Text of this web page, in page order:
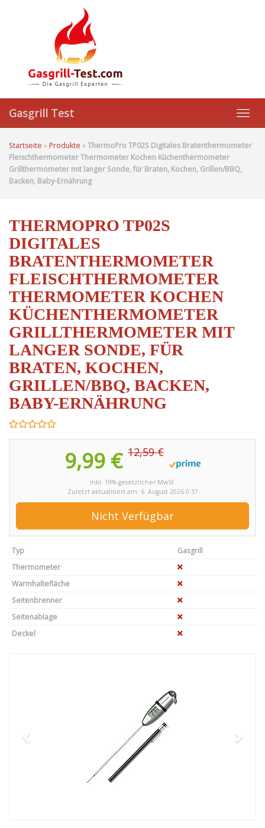
Gasgrill Test
Startseite » Produkte »ThermoPro TP02S Digitales Bratenthermometer
Fleischthermometer Thermometer Kochen Küchenthermometer
Grillthermometer mit langer Sonde, für Braten, Kochen, Grillen/BBQ,
Backen, Baby-Ernährung
THERMOPRO TP02S
DIGITALES
BRATENTHERMOMETER
FLEISCHTHERMOMETER
THERMOMETER KOCHEN
KÜCHENTHERMOMETER
GRILLTHERMOMETER MIT
LANGER SONDE, FÜR
BRATEN, KOCHEN,
GRILLEN/BBQ, BACKEN,
BABY-ERNÄHRUNG
9,99 € 12,59 €
inkl. 19% gesetzlicher MwSt.
Zuletzt aktualisiert am: 6. August 2026 0:37
Nicht Verfügbar
Typ
Gasgrill
Thermometer
Warmhaltefläche
Seitenbrenner
Seitenablage
Deckel